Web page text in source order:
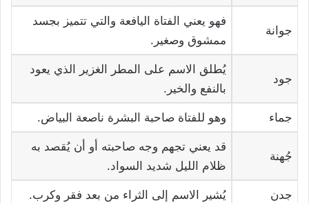
جوانة
فهو يعني الفتاة اليافعة والتي تتميز بجسد
ممشوق وصغير.
جود
يُطلق الاسم على المطر الغزير الذي يعود
بالنفع والخير.
جماء وهو للفتاة صاحبة البشرة ناصعة البياض.
جُهنة
قد يعني تجهم وجه صاحبته أو أن يُقصد به
ظلام الليل شديد السواد.
جدن يُشير الاسم إلى الثراء من بعد فقر وكرب.